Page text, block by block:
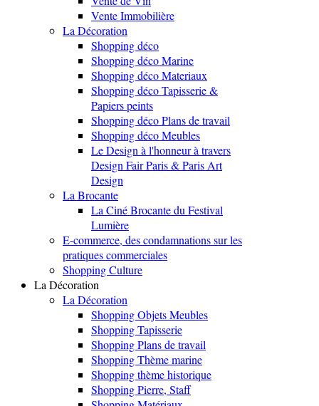
Vente Immobilière
La Décoration
Shopping déco
Shopping déco Marine
Shopping déco Materiaux
Shopping déco Tapisserie &
Papiers peints
Shopping déco Plans de travail
Shopping déco Meubles
Le Design à l'honneur à travers
Design Fair Paris & Paris Art
Design
La Brocante
La Ciné Brocante du Festival
Lumière
E-commerce, des condamnations sur les
pratiques commerciales
Shopping Culture
La Décoration
La Décoration
Shopping Objets Meubles
Shopping Tapisserie
Shopping Plans de travail
Shopping Thème marine
Shopping thème historique
Shopping Pierre, Staff